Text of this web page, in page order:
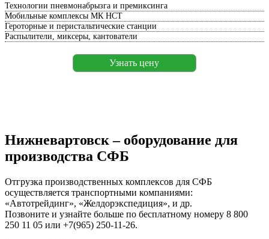
Технологии пневмонабрызга и премиксинга
Мобильные комплексы МК НСТ
Героторные и перистальтические станции
Распылители, миксеры, кантователи
Узнать цену
Нижневартовск – оборудование для
производства СФБ
Отгрузка производственных комплексов для СФБ
осуществляется транспортными компаниями:
«Автотрейдинг», «Желдорэкспедиция», и др.
Позвоните и узнайте больше по бесплатному номеру 8 800
250 11 05 или +7(965) 250-11-26.